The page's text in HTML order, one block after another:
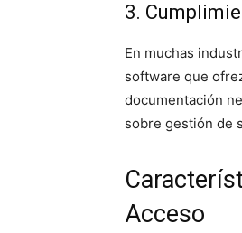
3.
En muchas
software que
documentación
sobre gestión de
Acceso